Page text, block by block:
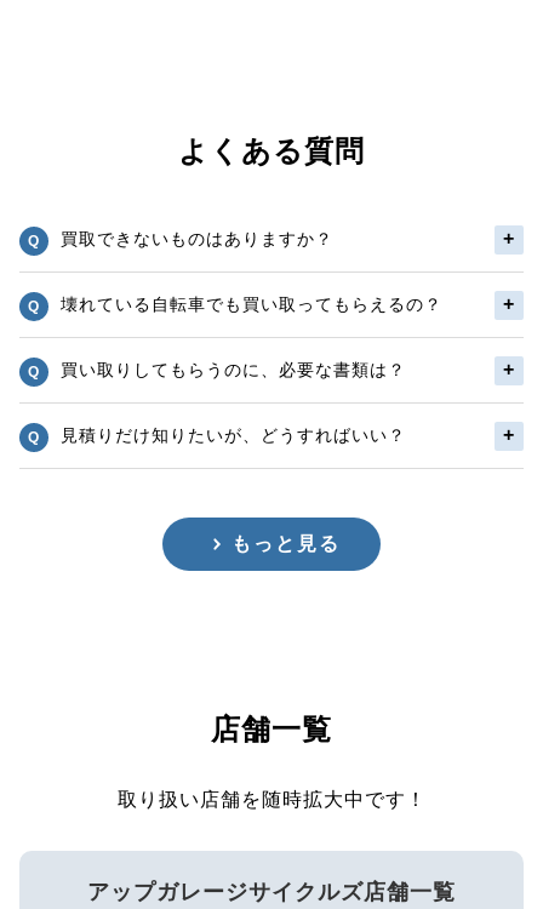
よくある質問
買取できないものはありますか？
壊れている自転車でも買い取ってもらえるの？
買い取りしてもらうのに、必要な書類は？
見積りだけ知りたいが、どうすればいい？
もっと見る
店舗一覧
取り扱い店舗を随時拡大中です！
アップガレージサイクルズ店舗一覧